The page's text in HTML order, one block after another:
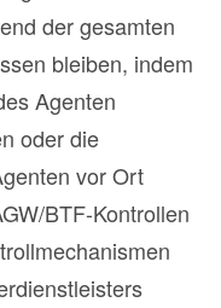
der gesamten
bleiben, indem
Agenten
oder die
vor Ort
BTF-Kontrollen